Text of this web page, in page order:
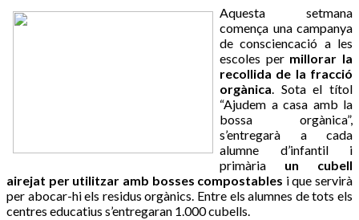
Aquesta setmana
comença una campanya
de consciencació a les
escoles per millorar la
recollida de la fracció
orgànica. Sota el títol
“Ajudem a casa amb la
bossa orgànica”,
s’entregarà a cada
alumne d’infantil i
primària un cubell
airejat per utilitzar amb bosses compostables i que servirà
per abocar-hi els residus orgànics. Entre els alumnes de tots els
centres educatius s’entregaran 1.000 cubells.